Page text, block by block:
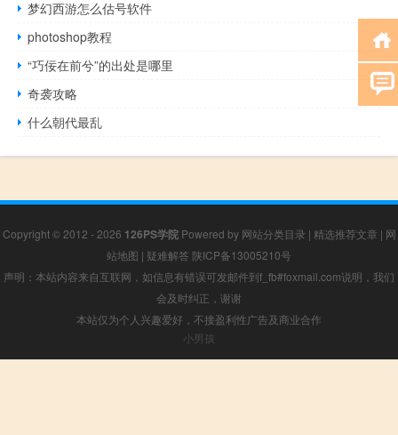
梦幻西游怎么估号软件
photoshop教程
“巧佞在前兮”的出处是哪里
奇袭攻略
什么朝代最乱
Copyright © 2012 - 2026 126PS学院Powered by 网站分类目录 | 精选推荐文章 | 网
站地图 | 疑难解答 陕ICP备13005210号
声明：本站内容来自互联网，如信息有错误可发邮件到f_fb#foxmail.com说明，我们
会及时纠正，谢谢
本站仅为个人兴趣爱好，不接盈利性广告及商业合作
小男孩